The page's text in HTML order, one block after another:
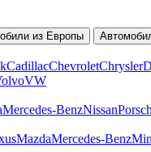
из Европы
CadillacChevroletChrysler
VW
Mercedes-BenzNissan
MazdaMercedes-Benz